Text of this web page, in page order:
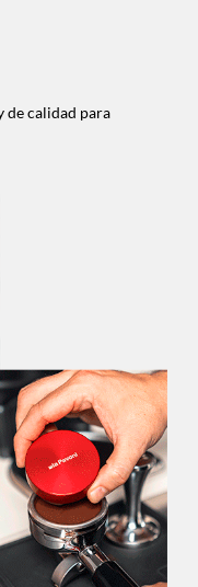
de calidad para